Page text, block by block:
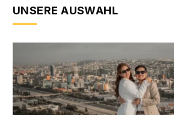
UNSERE AUSWAHL